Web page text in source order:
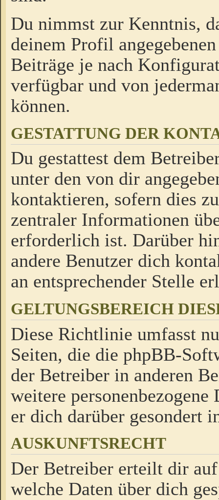
Du nimmst zur Kenntnis,
deinem Profil
Beiträge je nach
verfügbar und von
können.
GESTATTUNG DER
Du gestattest dem
unter den von dir
kontaktieren, sofern dies
zentraler Informationen
erforderlich ist. Darüber
andere Benutzer dich
an entsprechender Stelle
GELTUNGSBEREICH
Diese Richtlinie umfasst
Seiten, die die phpBB-
der Betreiber in anderen
weitere
er dich darüber gesondert
AUSKUNFTSRECHT
Der Betreiber erteilt dir
welche Daten über dich